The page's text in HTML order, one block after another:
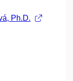
Ph.D.